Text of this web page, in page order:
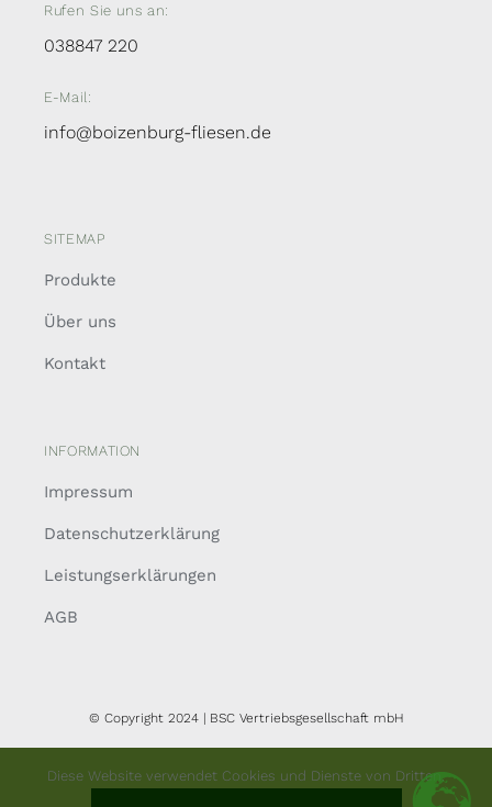
Rufen Sie uns an:
038847 220
E-Mail:
info@boizenburg-fliesen.de
SITEMAP
Produkte
Über uns
Kontakt
INFORMATION
Impressum
Datenschutzerklärung
Leistungserklärungen
AGB
© Copyright 2024 | BSC Vertriebsgesellschaft mbH
Diese Website verwendet Cookies und Dienste von Dritten.